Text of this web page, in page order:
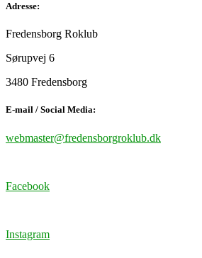
Adresse:
Fredensborg Roklub
Sørupvej 6
3480 Fredensborg
E-mail / Social Media:
webmaster@fredensborgroklub.dk
Facebook
Instagram